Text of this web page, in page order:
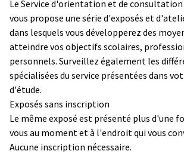
Le Service d'orientation et de
vous propose une série d'exposés et
dans lesquels vous développerez des
atteindre vos objectifs scolaires,
personnels. Surveillez également les
spécialisées du service présentées dans
d'étude.
Exposés sans inscription
Le même exposé est présenté plus d'une
vous au moment et à l'endroit qui vous
Aucune inscription nécessaire.